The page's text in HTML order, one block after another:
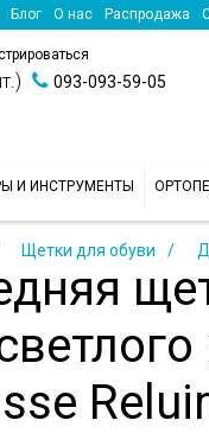
Блог О нас Распродажа
093-093-59-05
И ИНСТРУМЕНТЫ
Щетки для обуви